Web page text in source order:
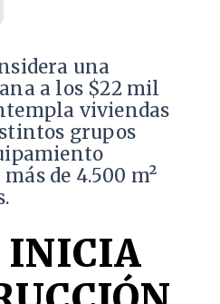
una
a los $22 mil
viviendas
grupos
de 4.500 m²